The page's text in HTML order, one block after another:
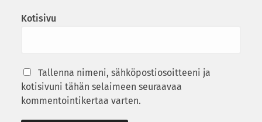
Kotisivu
Tallenna nimeni, sähköpostiosoitteeni ja
kotisivuni tähän selaimeen seuraavaa
kommentointikertaa varten.